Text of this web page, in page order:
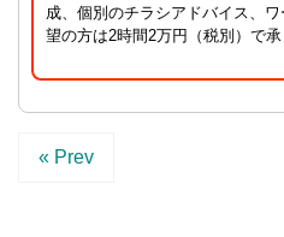
成、個別のチラシアドバイス、
望の方は2時間2万円（税別）で承
« Prev